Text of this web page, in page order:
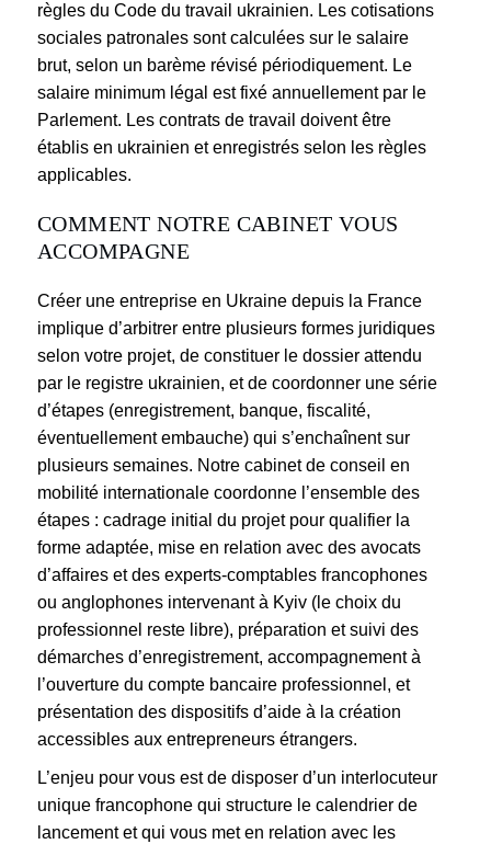
règles du Code du travail ukrainien. Les cotisations
sociales patronales sont calculées sur le salaire
brut, selon un barème révisé périodiquement. Le
salaire minimum légal est fixé annuellement par le
Parlement. Les contrats de travail doivent être
établis en ukrainien et enregistrés selon les règles
applicables.
COMMENT NOTRE CABINET VOUS
ACCOMPAGNE
Créer une entreprise en Ukraine depuis la France
implique d’arbitrer entre plusieurs formes juridiques
selon votre projet, de constituer le dossier attendu
par le registre ukrainien, et de coordonner une série
d’étapes (enregistrement, banque, fiscalité,
éventuellement embauche) qui s’enchaînent sur
plusieurs semaines. Notre cabinet de conseil en
mobilité internationale coordonne l’ensemble des
étapes : cadrage initial du projet pour qualifier la
forme adaptée, mise en relation avec des avocats
d’affaires et des experts-comptables francophones
ou anglophones intervenant à Kyiv (le choix du
professionnel reste libre), préparation et suivi des
démarches d’enregistrement, accompagnement à
l’ouverture du compte bancaire professionnel, et
présentation des dispositifs d’aide à la création
accessibles aux entrepreneurs étrangers.
L’enjeu pour vous est de disposer d’un interlocuteur
unique francophone qui structure le calendrier de
lancement et qui vous met en relation avec les